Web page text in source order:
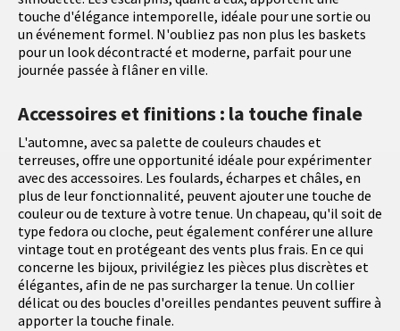
touche d'élégance intemporelle, idéale pour une sortie ou
un événement formel. N'oubliez pas non plus les baskets
pour un look décontracté et moderne, parfait pour une
journée passée à flâner en ville.
Accessoires et finitions : la touche finale
L'automne, avec sa palette de couleurs chaudes et
terreuses, offre une opportunité idéale pour expérimenter
avec des accessoires. Les foulards, écharpes et châles, en
plus de leur fonctionnalité, peuvent ajouter une touche de
couleur ou de texture à votre tenue. Un chapeau, qu'il soit de
type fedora ou cloche, peut également conférer une allure
vintage tout en protégeant des vents plus frais. En ce qui
concerne les bijoux, privilégiez les pièces plus discrètes et
élégantes, afin de ne pas surcharger la tenue. Un collier
délicat ou des boucles d'oreilles pendantes peuvent suffire à
apporter la touche finale.